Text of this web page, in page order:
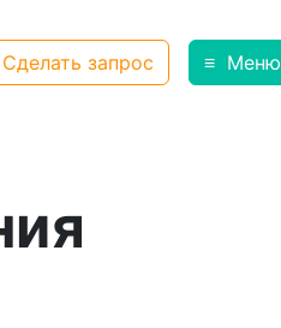
Сделать запрос ≡Меню